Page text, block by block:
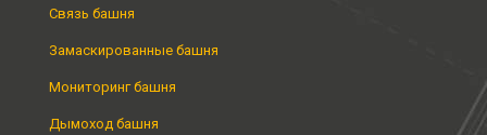
Связь башня
Замаскированные башня
Мониторинг башня
Дымоход башня